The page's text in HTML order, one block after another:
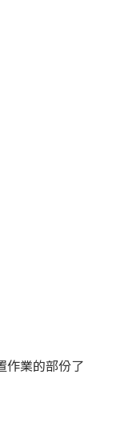
作業的部份了